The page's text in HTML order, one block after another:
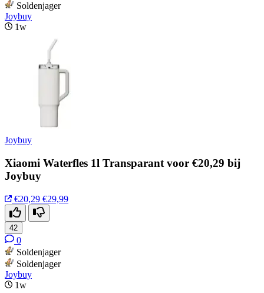
Soldenjager
Joybuy
1w
Joybuy
Xiaomi Waterfles 1l Transparant voor €20,29 bij
Joybuy
€20,29 €29,99
42
0
Soldenjager
Soldenjager
Joybuy
1w